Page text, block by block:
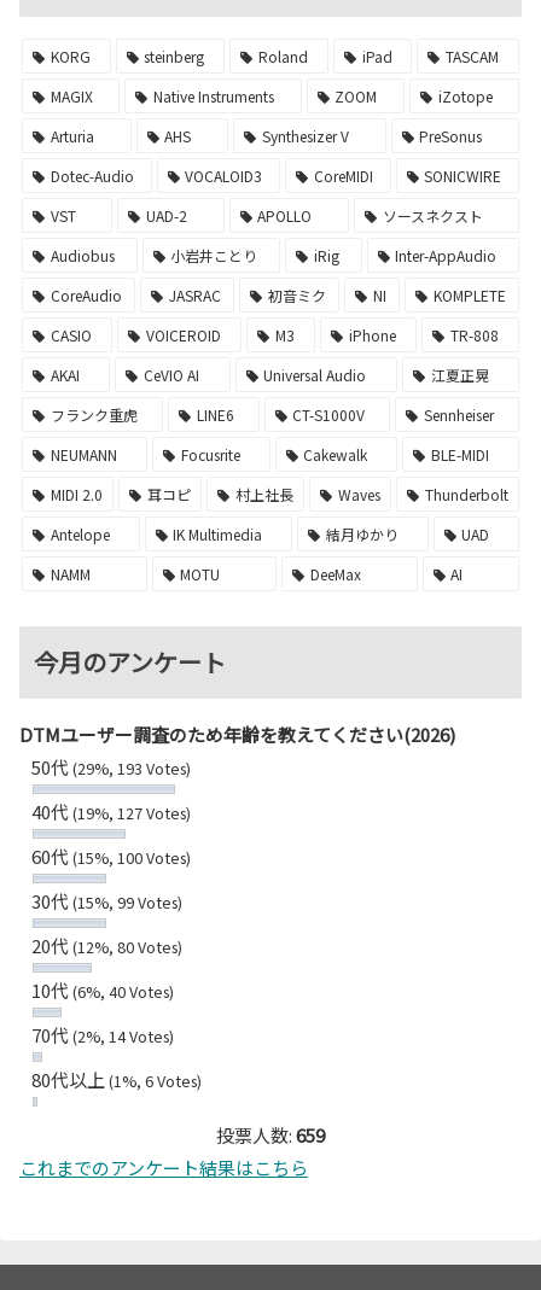
KORG steinberg Roland iPad
TASCAM
MAGIX
Native Instruments ZOOM
iZotope
Arturia
AHS Synthesizer V
PreSonus
Dotec-Audio
VOCALOID3 CoreMIDI
SONICWIRE
VST
UAD-2 APOLLO
ソースネクスト
Audiobus
小岩井ことり iRig
Inter-AppAudio
CoreAudio
JASRAC 初音ミク NI
KOMPLETE
CASIO
VOICEROID M3 iPhone
TR-808
AKAI
CeVIO AI Universal Audio
江夏正晃
フランク重虎
LINE6 CT-S1000V
Sennheiser
NEUMANN
Focusrite Cakewalk
BLE-MIDI
MIDI 2.0
耳コピ 村上社長 Waves
Thunderbolt
Antelope
IK Multimedia 結月ゆかり
UAD
NAMM
MOTU DeeMax AI
今月のアンケート
DTMユーザー調査のため年齢を教えてください(2026)
50代(29%, 193 Votes)
40代(19%, 127 Votes)
60代(15%, 100 Votes)
30代(15%, 99 Votes)
20代(12%, 80 Votes)
10代(6%, 40 Votes)
70代(2%, 14 Votes)
80代以上(1%, 6 Votes)
投票人数:659
これまでのアンケート結果はこちら